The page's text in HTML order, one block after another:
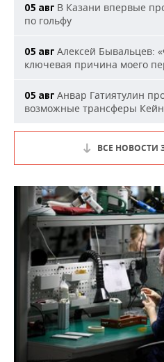
05 авг В Казани впервые
по гольфу
05 авг Алексей Бывальцев:
ключевая причина моего
05 авг Анвар Гатиятулин
возможные трансферы
ВСЕ НОВОСТИ